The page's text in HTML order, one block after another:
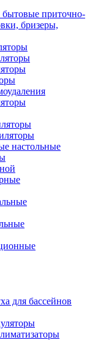
приточно-
бризеры,
настольные
для бассейнов